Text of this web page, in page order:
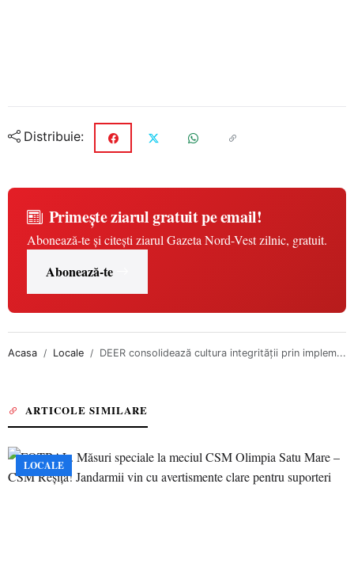
Distribuie:
Primește ziarul gratuit pe email!
Abonează-te și citești ziarul Gazeta Nord-Vest zilnic, gratuit.
Abonează-te
Acasa Locale DEER consolidează cultura integrității prin implem...
ARTICOLE SIMILARE
LOCALE